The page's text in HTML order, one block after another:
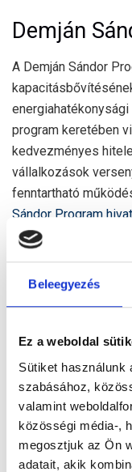
Beleegyezés
Ez a weboldal
Sütiket használunk
szabásához,
valamint
közösségi média-,
megosztjuk az Ön
adatait, akik
Demján
A Demján Sándor
program keretében
kedvezményes
vállalkozások
fenntartható
Sándor Program
KKV
Hitelprogram
milliárd forintos
hitellehetőséget
számára. A hitel
felhasználható
beszerzésére. Az